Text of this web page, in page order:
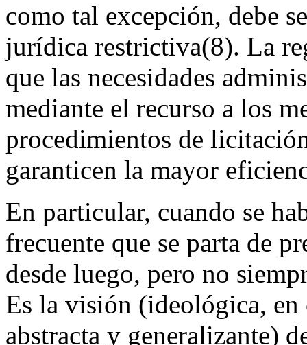
como tal excepción, debe
jurídica restrictiva(8). La
que las necesidades
mediante el recurso a los
procedimientos de
garanticen la mayor
En particular, cuando se
frecuente que se parta de
desde luego, pero no
Es la visión (ideológica, en
abstracta y generalizante)